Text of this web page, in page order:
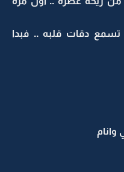
دقات قلبه .. فبدا